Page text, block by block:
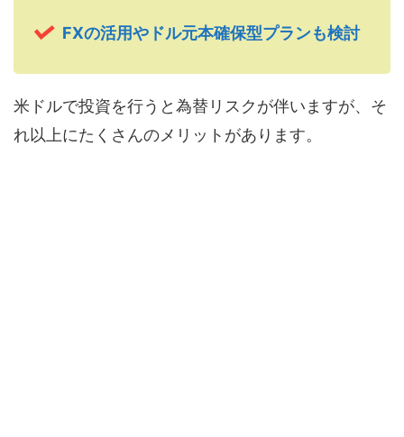
FXの活用やドル元本確保型プランも検討
米ドルで投資を行うと為替リスクが伴いますが、そ
れ以上にたくさんのメリットがあります。